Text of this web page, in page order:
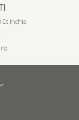
D: Inchis